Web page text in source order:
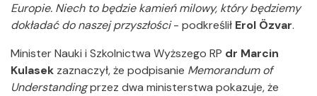
Europie. Niech to będzie kamień milowy, który będziemy
dokładać do naszej przyszłości- podkreślił Erol Özvar.
Minister Nauki i Szkolnictwa Wyższego RP dr Marcin
Kulasek zaznaczył, że podpisanie Memorandum of
Understandingprzez dwa ministerstwa pokazuje, że